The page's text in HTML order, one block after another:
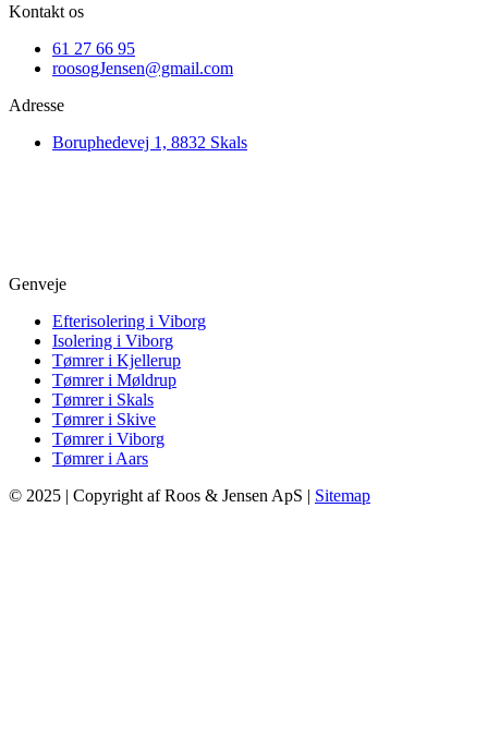
Kontakt os
61 27 66 95
roosogJensen@gmail.com
Adresse
Boruphedevej 1, 8832 Skals
Genveje
Efterisolering i Viborg
Isolering i Viborg
Tømrer i Kjellerup
Tømrer i Møldrup
Tømrer i Skals
Tømrer i Skive
Tømrer i Viborg
Tømrer i Aars
© 2025 | Copyright af Roos & Jensen ApS | Sitemap